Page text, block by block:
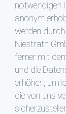
notwendigen
anonym
werden
Niestrath
ferner mit
und die
erhöhen, um
die von uns